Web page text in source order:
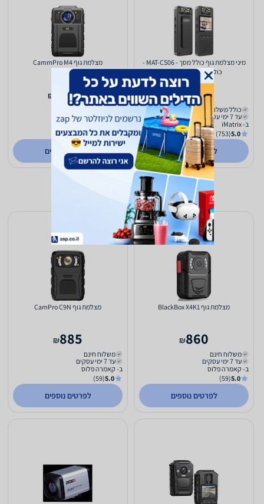
מיני מצלמת גוף כולל מסך - MAT-CS06 -
כולל WIFI HOTSPOT
351
₪
כולל משלוח (₪22)
עד 7 ימי עסקים
ב- iMatrix
5.0
(753)
לפרטים נוספים
מצלמת גוף CammPro M4
1,290
₪
כולל משלוח (₪15)
עד 7 ימי עסקים
ב- 2click
0.0
(135)
לפרטים נוספים
מצלמת גוף BlackBox X4K1
860
₪
משלוח חינם
עד 7 ימי עסקים
ב- קאמרה פלוס
5.0
(59)
לפרטים נוספים
מצלמת גוף CamPro C9N
885
₪
משלוח חינם
עד 7 ימי עסקים
ב- קאמרה פלוס
5.0
(59)
לפרטים נוספים